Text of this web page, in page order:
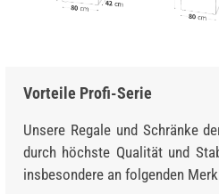
Vorteile Profi-Serie
Unsere Regale und Schränke
durch höchste Qualität und
insbesondere an folgenden